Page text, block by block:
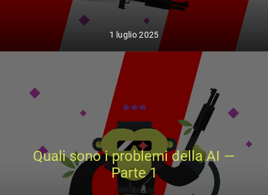
1 luglio 2025
Quali sono i problemi della AI —
Parte 1